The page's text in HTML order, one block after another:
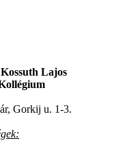
Lajos
Gorkij u. 1-3.